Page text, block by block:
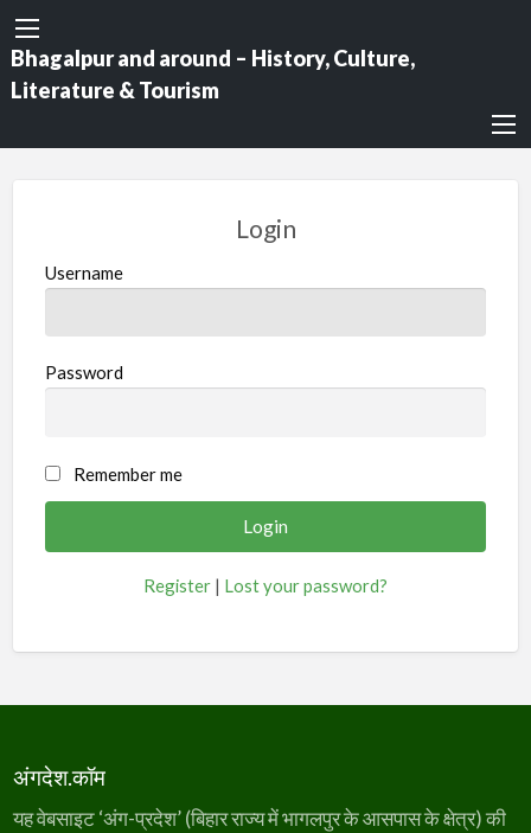
Bhagalpur and around – History, Culture,
Literature & Tourism
Login
Username
Password
Remember me
Register | Lost your password?
अंगदेश.कॉम
यह वेबसाइट ‘अंग-प्रदेश’ (बिहार राज्य में भागलपुर के आसपास के क्षेत्र) की